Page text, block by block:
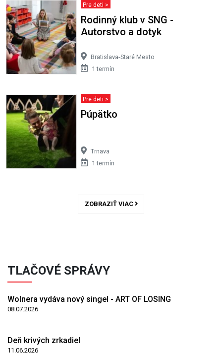
Pre deti >
Rodinný klub v SNG -
Autorstvo a dotyk
Bratislava-Staré Mesto
1 termín
Pre deti >
Púpätko
Trnava
1 termín
ZOBRAZIŤ VIAC
TLAČOVÉ SPRÁVY
Wolnera vydáva nový singel - ART OF LOSING
08.07.2026
Deň krivých zrkadiel
11.06.2026